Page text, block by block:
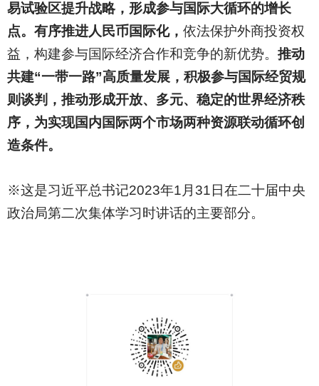
易试验区提升战略，形成参与国际大循环的增长
点。有序推进人民币国际化， 依法保护外商投资权
益，构建参与国际经济合作和竞争的新优势。 推动
共建“一带一路”高质量发展，积极参与国际经贸规
则谈判，推动形成开放、多元、稳定的世界经济秩
序，为实现国内国际两个市场两种资源联动循环创
造条件。
※这是习近平总书记2023年1月31日在二十届中央
政治局第二次集体学习时讲话的主要部分。